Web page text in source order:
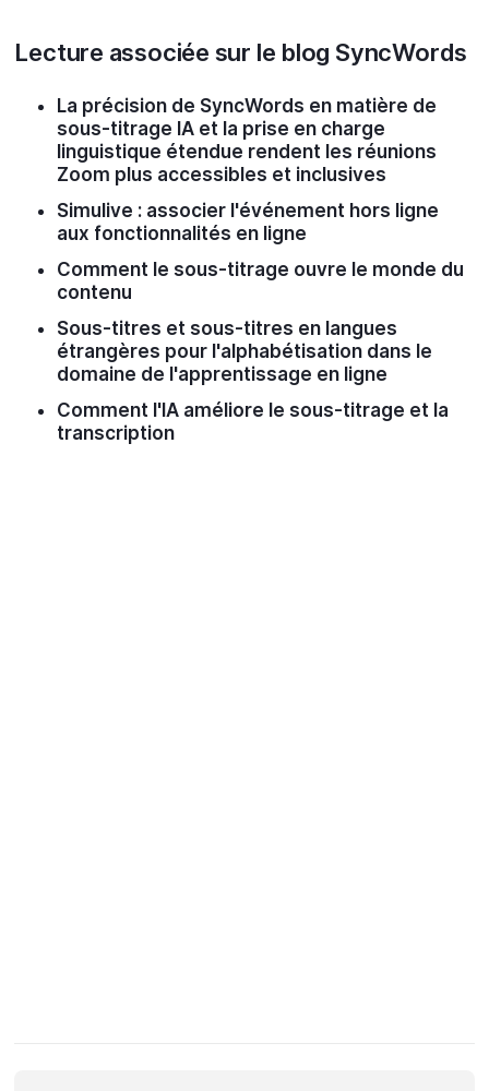
Lecture associée sur le blog SyncWords
La précision de SyncWords en matière de
sous-titrage IA et la prise en charge
linguistique étendue rendent les réunions
Zoom plus accessibles et inclusives
Simulive : associer l'événement hors ligne
aux fonctionnalités en ligne
Comment le sous-titrage ouvre le monde du
contenu
Sous-titres et sous-titres en langues
étrangères pour l'alphabétisation dans le
domaine de l'apprentissage en ligne
Comment l'IA améliore le sous-titrage et la
transcription